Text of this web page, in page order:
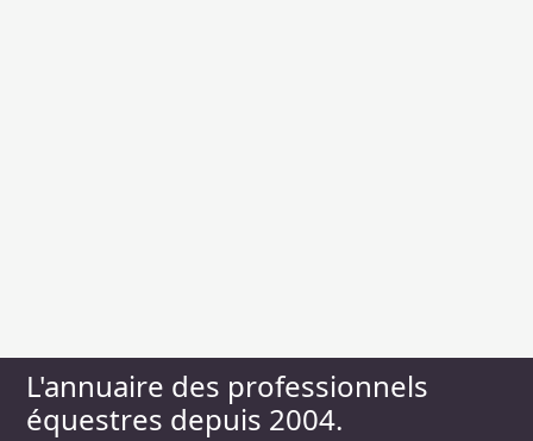
L'annuaire des professionnels
équestres depuis 2004.